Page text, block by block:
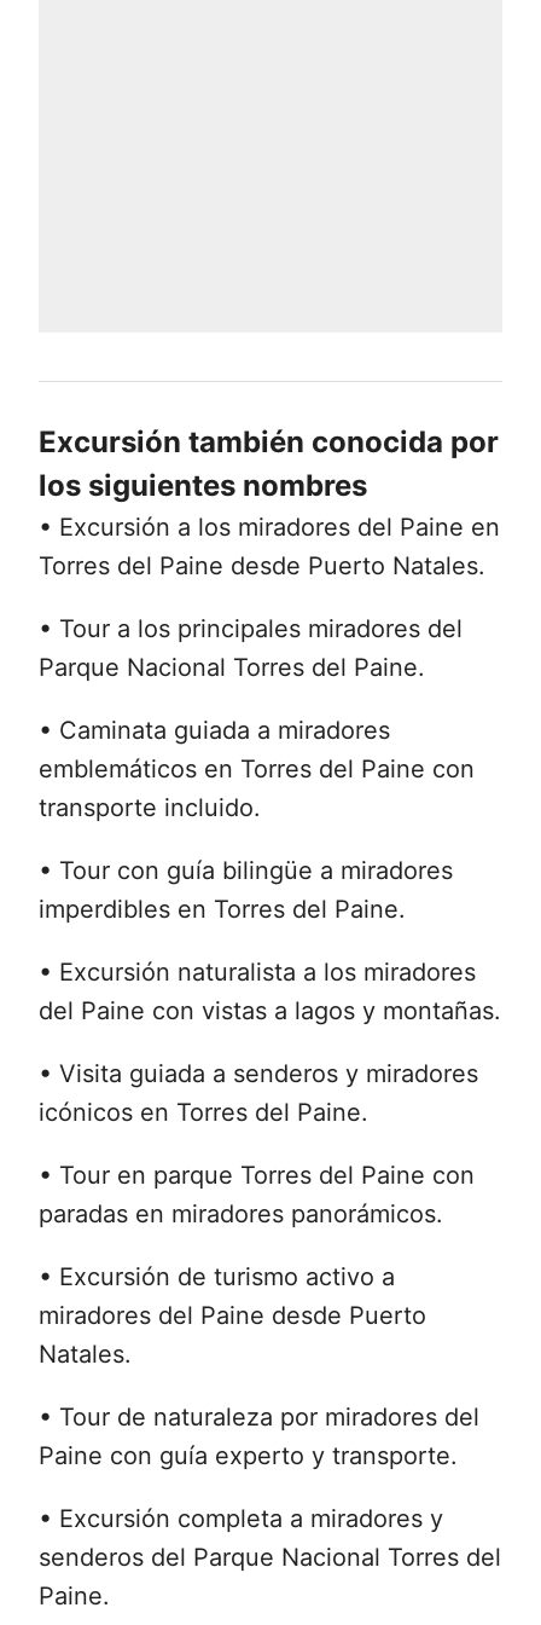
Excursión también conocida por
los siguientes nombres
• Excursión a los miradores del Paine en
Torres del Paine desde Puerto Natales.
• Tour a los principales miradores del
Parque Nacional Torres del Paine.
• Caminata guiada a miradores
emblemáticos en Torres del Paine con
transporte incluido.
• Tour con guía bilingüe a miradores
imperdibles en Torres del Paine.
• Excursión naturalista a los miradores
del Paine con vistas a lagos y montañas.
• Visita guiada a senderos y miradores
icónicos en Torres del Paine.
• Tour en parque Torres del Paine con
paradas en miradores panorámicos.
• Excursión de turismo activo a
miradores del Paine desde Puerto
Natales.
• Tour de naturaleza por miradores del
Paine con guía experto y transporte.
• Excursión completa a miradores y
senderos del Parque Nacional Torres del
Paine.